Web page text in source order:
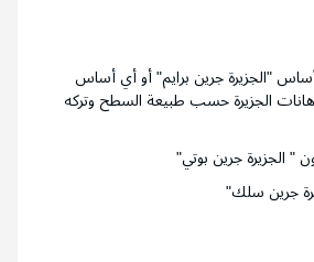
"الجزيرة جرين برايم" أو أي أساس
الجزيرة حسب طبيعة السطح وتركه
" الجزيرة جرين بوتي"
جرين سلك"